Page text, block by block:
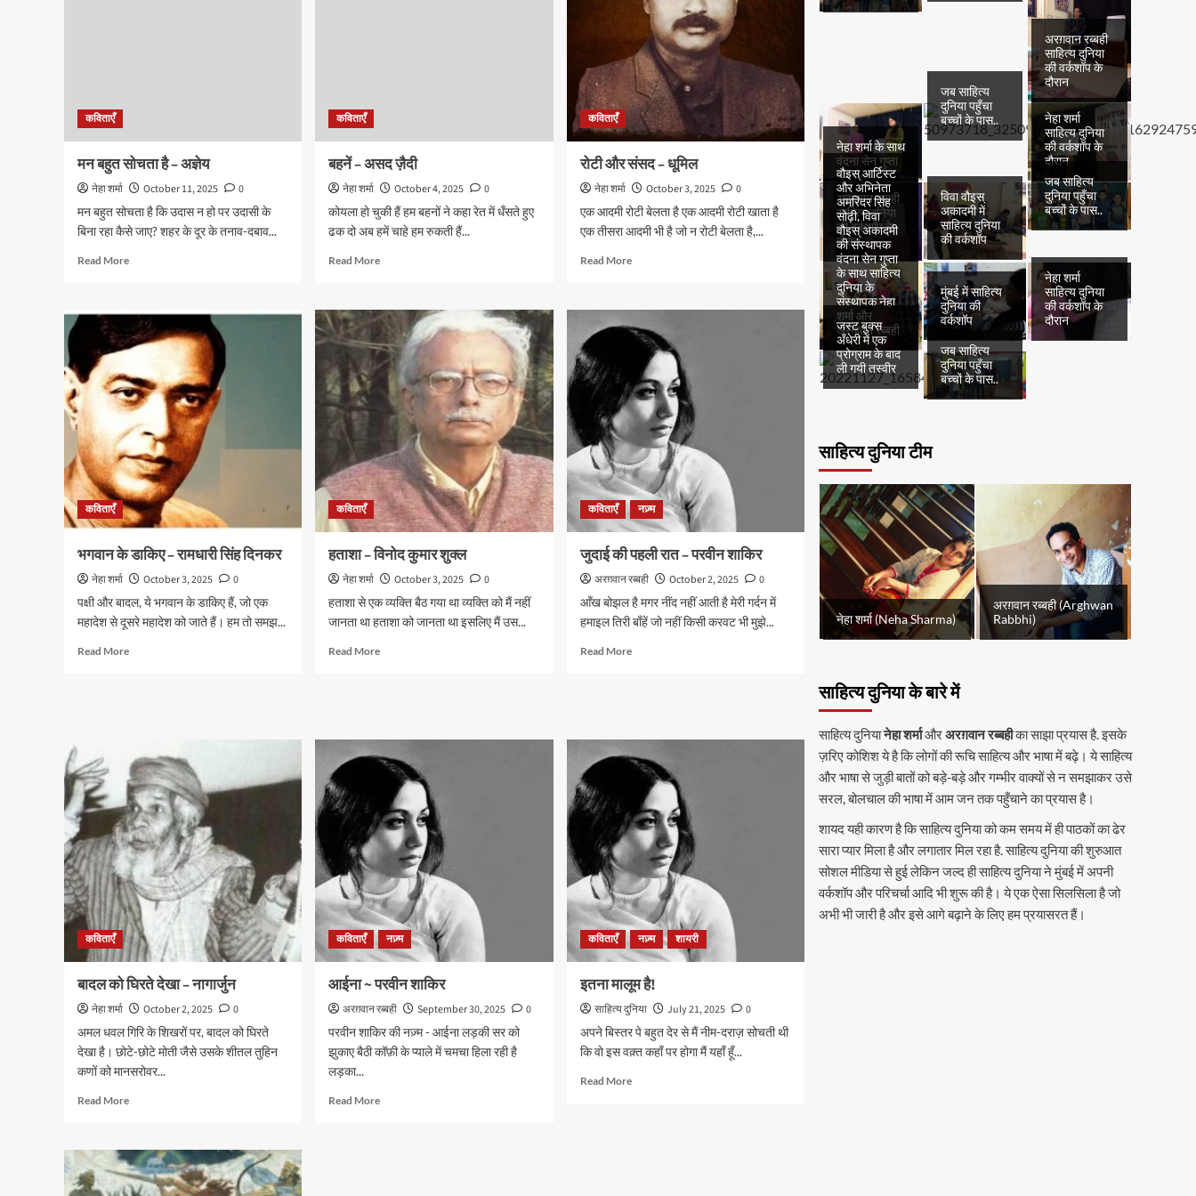
कविताएँ
मन बहुत सोचता है – अज्ञेय
नेहा शर्मा October 11, 2025
0
मन बहुत सोचता है कि उदास न हो पर उदासी के
बिना रहा कैसे जाए? शहर के दूर के तनाव-दबाव...
Read MoreRead
बहुत
सोचता
–
अज्ञेय
कविताएँ
बहनें – असद ज़ैदी
नेहा शर्मा October 4, 2025
0
कोयला हो चुकी हैं हम बहनों ने कहा रेत में धँसते हुए
ढक दो अब हमें चाहे हम रुकती हैं...
Read MoreRead
बहनें
–
असद
ज़ैदी
कविताएँ
रोटी और संसद – धूमिल
नेहा शर्मा October 3, 2025
0
एक आदमी रोटी बेलता है एक आदमी रोटी खाता है
एक तीसरा आदमी भी है जो न रोटी बेलता है,...
Read MoreRead
रोटी
और
संसद
धूमिल
कविताएँ
भगवान के डाकिए – रामधारी सिंह दिनकर
नेहा शर्मा October 3, 2025
0
पक्षी और बादल, ये भगवान के डाकिए हैं, जो एक
महादेश से दूसरे महादेश को जाते हैं। हम तो समझ...
Read MoreRead
रामधारी
सिंह
दिनकर
कविताएँ
हताशा – विनोद कुमार शुक्ल
नेहा शर्मा October 3, 2025
0
हताशा से एक व्यक्ति बैठ गया था व्यक्ति को मैं नहीं
जानता था हताशा को जानता था इसलिए मैं उस...
Read MoreRead
शुक्ल
कविताएँ नज़्म
जुदाई की पहली रात – परवीन शाकिर
अरग़वान रब्बही October 2, 2025
0
आँख बोझल है मगर नींद नहीं आती है मेरी गर्दन में
हमाइल तिरी बाँहें जो नहीं किसी करवट भी मुझे...
Read MoreRead
–
परवीन
शाकिर
कविताएँ
बादल को घिरते देखा – नागार्जुन
नेहा शर्मा October 2, 2025
0
अमल धवल गिरि के शिखरों पर, बादल को घिरते
देखा है। छोटे-छोटे मोती जैसे उसके शीतल तुहिन
कणों को मानसरोवर...
Read MoreRead
बादल
को
घिरते
कविताएँ नज़्म
आईना ~ परवीन शाकिर
अरग़वान रब्बही September 30, 2025
0
परवीन शाकिर की नज़्म - आईना लड़की सर को
झुकाए बैठी कॉफ़ी के प्याले में चमचा हिला रही है
लड़का...
Read MoreRead
कविताएँ नज़्म शायरी
इतना मालूम है!
साहित्य दुनिया July 21, 2025
0
अपने बिस्तर पे बहुत देर से मैं नीम-दराज़ सोचती थी
कि वो इस वक़्त कहाँ पर होगा मैं यहाँ हूँ...
Read MoreRead
अरग़वान रब्बही
साहित्य दुनिया
की वर्कशॉप के
दौरान
नेहा शर्मा के साथ
वंदना सेन गुप्ता
जब साहित्य
दुनिया पहुँचा
बच्चों के पास..
नेहा शर्मा
साहित्य दुनिया
की वर्कशॉप के
दौरान
अरग़वान रब्बही
साहित्य दुनिया
की वर्कशॉप के
दौरान
विवा वौइस्
अकादमी में
साहित्य दुनिया
की वर्कशॉप
जब साहित्य
दुनिया पहुँचा
बच्चों के पास..
वौइस् आर्टिस्ट
और अभिनेता
अमरिंदर सिंह
सोढ़ी, विवा
वौइस् अकादमी
की संस्थापक
वंदना सेन गुप्ता
के साथ साहित्य
दुनिया के
संस्थापक नेहा
शर्मा और
अरग़वान रब्बही
मुंबई में साहित्य
दुनिया की
वर्कशॉप
नेहा शर्मा
साहित्य दुनिया
की वर्कशॉप के
दौरान
जस्ट बुक्स
अँधेरी में एक
प्रोग्राम के बाद
ली गयी तस्वीर
जब साहित्य
दुनिया पहुँचा
बच्चों के पास..
साहित्य दुनिया टीम
नेहा शर्मा (Neha Sharma)
अरग़वान रब्बही (Arghwan
Rabbhi)
साहित्य दुनिया के बारे में
साहित्य दुनियानेहा शर्माऔरअरग़वान रब्बहीका साझा प्रयास है. इसके
ज़रिए कोशिश ये है कि लोगों की रूचि साहित्य और भाषा में बढ़े। ये साहित्य
और भाषा से जुड़ी बातों को बड़े-बड़े और गम्भीर वाक्यों से न समझाकर उसे
सरल, बोलचाल की भाषा में आम जन तक पहुँचाने का प्रयास है।
शायद यही कारण है कि साहित्य दुनिया को कम समय में ही पाठकों का ढेर
सारा प्यार मिला है और लगातार मिल रहा है. साहित्य दुनिया की शुरुआत
सोशल मीडिया से हुई लेकिन जल्द ही साहित्य दुनिया ने मुंबई में अपनी
वर्कशॉप और परिचर्चा आदि भी शुरू की है। ये एक ऐसा सिलसिला है जो
अभी भी जारी है और इसे आगे बढ़ाने के लिए हम प्रयासरत हैं।